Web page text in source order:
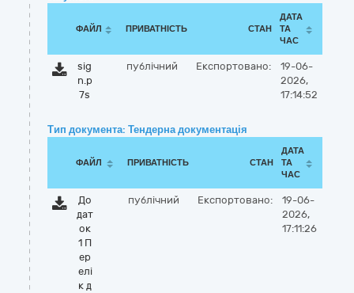
ФАЙЛ ПРИВАТНІСТЬ СТАН
ДАТА
ТА
ЧАС
sig
n.p
7s
публічний Експортовано:
19-06-
2026,
17:14:52
Тип документа: Тендерна документація
ФАЙЛ ПРИВАТНІСТЬ СТАН
ДАТА
ТА
ЧАС
До
дат
ок
1 П
ер
елі
к д
публічний Експортовано:
19-06-
2026,
17:11:26